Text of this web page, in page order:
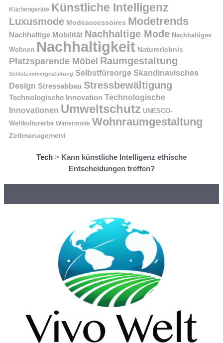
Küchengeräte Künstliche Intelligenz
Luxusmode Modeaccessoires Modetrends
Nachhaltige Mobilität Nachhaltige Mode Nachhaltiges
Wohnen Nachhaltigkeit Naturerlebnis
Platzsparende Möbel Raumgestaltung
Schlafzimmergestaltung Selbstfürsorge Skandinavisches
Design Stressabbau Stressbewältigung
Technologische Innovation Technologische
Innovationen Umweltschutz UNESCO-
Weltkulturerbe Wintermode Wohnraumgestaltung
Zeitmanagement
Tech > Kann künstliche Intelligenz ethische
Entscheidungen treffen?